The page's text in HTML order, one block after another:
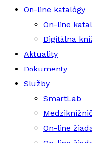
On-line katalógy
On-line
Digitálna
Aktuality
Dokumenty
Služby
SmartLab
On-line